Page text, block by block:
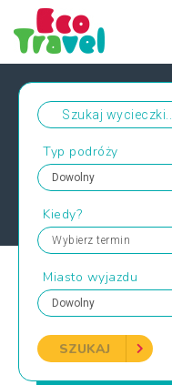
Typ podróży
Kiedy?
Wybierz termin
Miasto wyjazdu
SZUKAJ